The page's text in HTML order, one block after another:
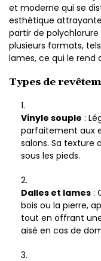
et moderne qui se
esthétique
partir de polychlorure
plusieurs formats,
lames, ce qui le rend
Types de
Vinyle souple :
parfaitement aux
salons. Sa texture
sous les pieds.
Dalles et lames :
bois ou la pierre,
tout en offrant
aisé en cas de